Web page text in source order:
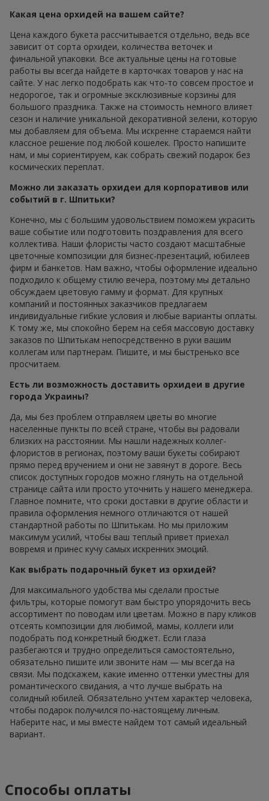
Какая цена орхидей на вашем сайте?
Цена каждого букета рассчитывается отдельно, ведь все
зависит от сорта орхидеи, количества веточек и
финальной упаковки. Все актуальные цены на готовые
работы вы всегда найдете в карточках товаров у нас на
сайте. У нас легко подобрать как что-то совсем простое и
недорогое, так и огромные эксклюзивные корзины для
большого праздника. Также на стоимость немного влияет
сезон и наличие уникальной декоративной зелени, которую
мы добавляем для объема. Мы искренне стараемся найти
классное решение под любой кошелек. Просто напишите
нам, и мы сориентируем, как собрать свежий подарок без
космических переплат.
Можно ли заказать орхидеи для корпоративов или
событий в г. Шпитьки?
Конечно, мы с большим удовольствием поможем украсить
ваше событие или подготовить поздравления для всего
коллектива. Наши флористы часто создают масштабные
цветочные композиции для бизнес-презентаций, юбилеев
фирм и банкетов. Нам важно, чтобы оформление идеально
подходило к общему стилю вечера, поэтому мы детально
обсуждаем цветовую гамму и формат. Для крупных
компаний и постоянных заказчиков предлагаем
индивидуальные гибкие условия и любые варианты оплаты.
К тому же, мы спокойно берем на себя массовую доставку
заказов по Шпитькам непосредственно в руки вашим
коллегам или партнерам. Пишите, и мы быстренько все
просчитаем.
Есть ли возможность доставить орхидеи в другие
города Украины?
Да, мы без проблем отправляем цветы во многие
населенные пункты по всей стране, чтобы вы радовали
близких на расстоянии. Мы нашли надежных коллег-
флористов в регионах, поэтому ваши букеты собирают
прямо перед вручением и они не завянут в дороге. Весь
список доступных городов можно глянуть на отдельной
странице сайта или просто уточнить у нашего менеджера.
Главное помните, что сроки доставки в другие области и
правила оформления немного отличаются от нашей
стандартной работы по Шпитькам. Но мы приложим
максимум усилий, чтобы ваш теплый привет приехал
вовремя и принес кучу самых искренних эмоций.
Как выбрать подарочный букет из орхидей?
Для максимального удобства мы сделали простые
фильтры, которые помогут вам быстро упорядочить весь
ассортимент по поводам или цветам. Можно в пару кликов
отсеять композиции для любимой, мамы, коллеги или
подобрать под конкретный бюджет. Если глаза
разбегаются и трудно определиться самостоятельно,
обязательно пишите или звоните нам — мы всегда на
связи. Мы подскажем, какие именно оттенки уместны для
романтического свидания, а что лучше выбрать на
солидный юбилей. Обязательно учтем характер человека,
чтобы подарок получился по-настоящему личным.
Наберите нас, и мы вместе найдем тот самый идеальный
вариант.
Способы оплаты